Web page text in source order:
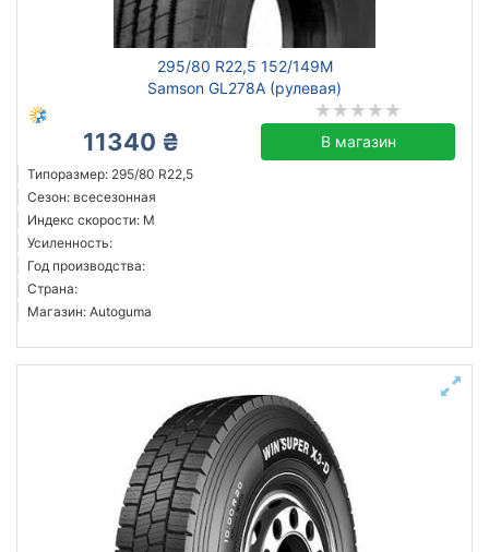
295/80 R22,5 152/149M
Samson GL278A (рулевая)
11340 ₴ В магазин
Типоразмер: 295/80 R22,5
Сезон: всесезонная
Индекс скорости: M
Усиленность:
Год производства:
Страна:
Магазин: Autoguma